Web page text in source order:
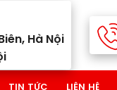
Hà Nội
TIN TỨC LIÊN HỆ